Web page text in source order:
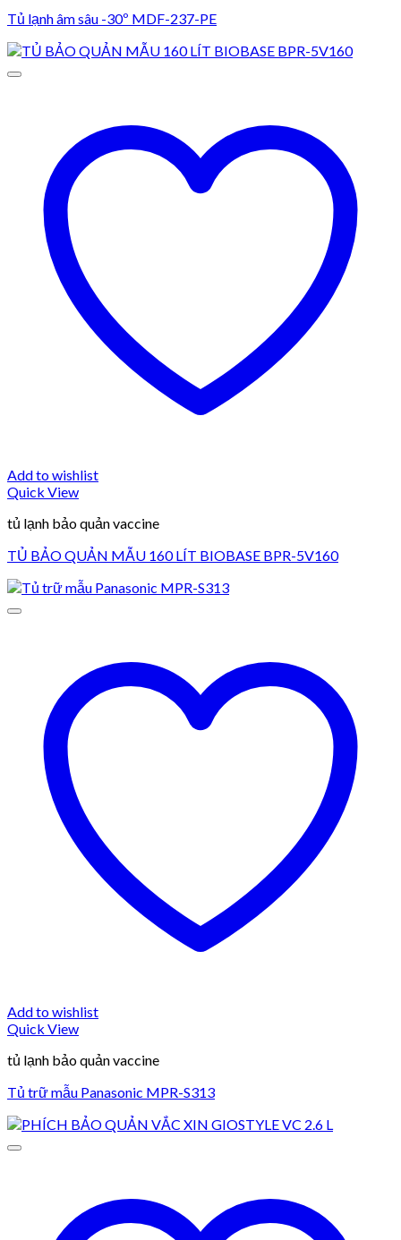
Tủ lạnh âm sâu -30º MDF-237-PE
Add to wishlist
Quick View
tủ lạnh bảo quản vaccine
TỦ BẢO QUẢN MẪU 160 LÍT BIOBASE BPR-5V160
Add to wishlist
Quick View
tủ lạnh bảo quản vaccine
Tủ trữ mẫu Panasonic MPR-S313